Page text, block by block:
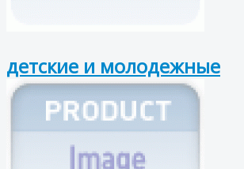
детские и молодежные